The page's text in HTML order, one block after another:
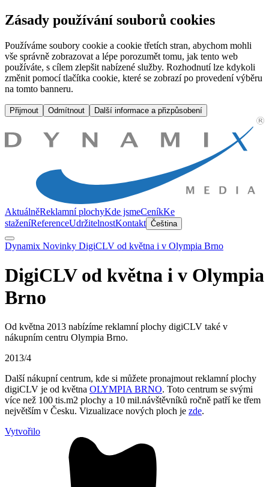
DigiCLV od května i v Olympia Brno | Dynamix Media
Zásady používání souborů cookies
Používáme soubory cookie a cookie třetích stran, abychom mohli
vše správně zobrazovat a lépe porozumět tomu, jak tento web
používáte, s cílem zlepšit nabízené služby. Rozhodnutí lze kdykoli
změnit pomocí tlačítka cookie, které se zobrazí po provedení výběru
na tomto banneru.
Přijmout Odmítnout Další informace a přizpůsobení
AktuálněReklamní plochyKde jsmeCeníkKe
staženíReferenceUdržitelnostKontakt Čeština
Dynamix Novinky DigiCLV od května i v Olympia Brno
DigiCLV od května i v Olympia
Brno
Od května 2013 nabízíme reklamní plochy digiCLV také v
nákupním centru Olympia Brno.
2013/4
Další nákupní centrum, kde si můžete pronajmout reklamní plochy
digiCLV je od května OLYMPIA BRNO. Toto centrum se svými
více než 100 tis.m2 plochy a 10 mil.návštěvníků ročně patří ke třem
největším v Česku. Vizualizace nových ploch je zde.
Vytvořilo